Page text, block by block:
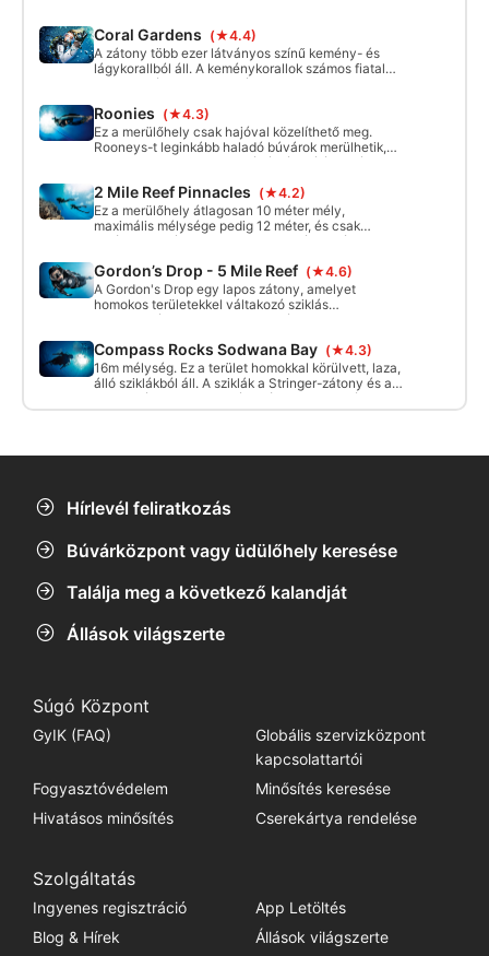
otthont . Ez a merülőhely csak hajóval közelíthető
meg. A mélység 10 és 13 méter között van, és a
hátsó vonalon túl található. A legjobb merülés sima
körülmények között, biztosítva, hogy az áramlás ne
Coral Gardens (★4.4)
A zátony több ezer látványos színű kemény- és
lágykorallból áll. A keménykorallok számos fiatal
halnak nyújtanak menedéket. Ez egy pihentető,
Roonies (★4.3)
Ez a merülőhely csak hajóval közelíthető meg.
Rooneys-t leginkább haladó búvárok merülhetik,
akik rendelkeznek nitrox búvárképesítéssel, így
látványos látványosságait.
2 Mile Reef Pinnacles (★4.2)
Ez a merülőhely átlagosan 10 méter mély,
maximális mélysége pedig 12 méter, és csak
hajóval közelíthető meg. Ez egy szép sekély
Az "Old Woman Pinnacle" egy ismert
jellegzetesség, amely 6 méterig emelkedik.
Gordon’s Drop - 5 Mile Reef (★4.6)
A Gordon's Drop egy lapos zátony, amelyet
homokos területekkel váltakozó sziklás
kiemelkedések jellemeznek. A zátonyszakasz az 5
körülbelül 24-26 méter között mozog.
Compass Rocks Sodwana Bay (★4.3)
16m mélység. Ez a terület homokkal körülvett, laza,
álló sziklákból áll. A sziklák a Stringer-zátony és az
Anton-zátony között találhatók. A nevet azért
kapták ezek a sziklák, mert ez egy jó hely az
Hírlevél feliratkozás
Búvárközpont vagy üdülőhely keresése
Találja meg a következő kalandját
Állások világszerte
Súgó Központ
GyIK (FAQ)
Globális szervizközpont
kapcsolattartói
Fogyasztóvédelem
Minősítés keresése
Hivatásos minősítés
Cserekártya rendelése
Szolgáltatás
Ingyenes regisztráció
App Letöltés
Blog & Hírek
Állások világszerte